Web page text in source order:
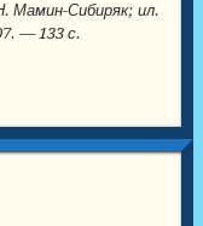
Сибиряк; ил.
— 133 с.